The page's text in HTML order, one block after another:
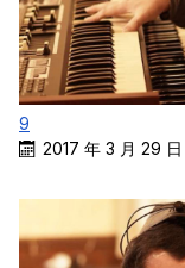
9
2017 年 3 月 29 日